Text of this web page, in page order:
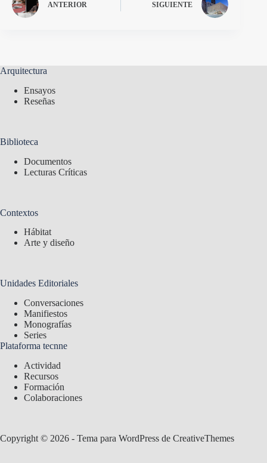
ANTERIOR SIGUIENTE
Arquitectura
Ensayos
Reseñas
Biblioteca
Documentos
Lecturas Críticas
Contextos
Hábitat
Arte y diseño
Unidades Editoriales
Conversaciones
Manifiestos
Monografías
Series
Plataforma tecnne
Actividad
Recursos
Formación
Colaboraciones
Copyright © 2026 - Tema para WordPress de CreativeThemes